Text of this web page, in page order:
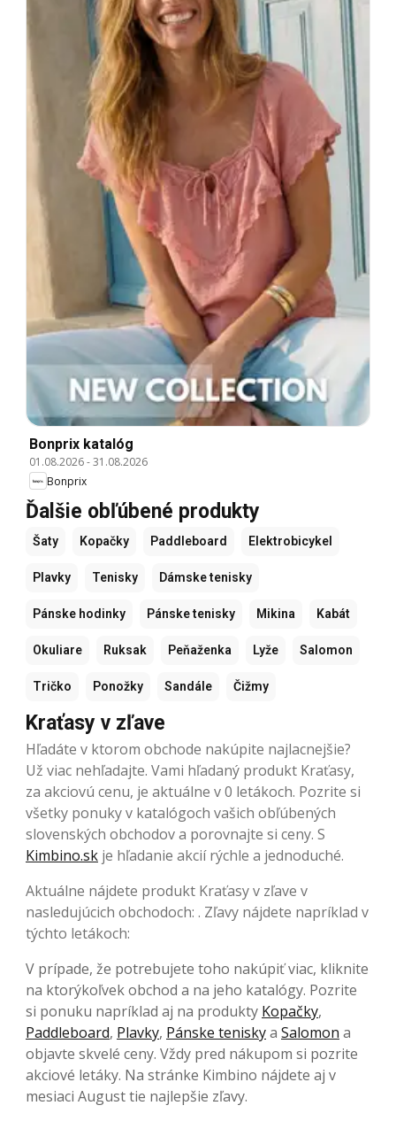
Bonprix katalóg
01.08.2026-31.08.2026
Bonprix
Ďalšie obľúbené produkty
Šaty Kopačky Paddleboard Elektrobicykel
Plavky Tenisky Dámske tenisky
Pánske hodinky Pánske tenisky Mikina Kabát
Okuliare Ruksak Peňaženka Lyže Salomon
Tričko Ponožky Sandále Čižmy
Kraťasy v zľave
Hľadáte v ktorom obchode nakúpite najlacnejšie?
Už viac nehľadajte. Vami hľadaný produkt Kraťasy,
za akciovú cenu, je aktuálne v 0 letákoch. Pozrite si
všetky ponuky v katalógoch vašich obľúbených
slovenských obchodov a porovnajte si ceny. S
Kimbino.sk je hľadanie akcií rýchle a jednoduché.
Aktuálne nájdete produkt Kraťasy v zľave v
nasledujúcich obchodoch: . Zľavy nájdete napríklad v
týchto letákoch:
V prípade, že potrebujete toho nakúpiť viac, kliknite
na ktorýkoľvek obchod a na jeho katalógy. Pozrite
si ponuku napríklad aj na produkty Kopačky,
Paddleboard, Plavky, Pánske teniskya Salomon a
objavte skvelé ceny. Vždy pred nákupom si pozrite
akciové letáky. Na stránke Kimbino nájdete aj v
mesiaci August tie najlepšie zľavy.